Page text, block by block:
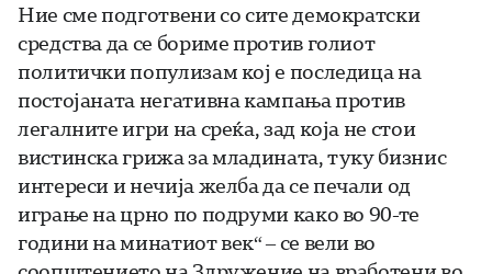
Ние сме подготвени со сите демократски
средства да се бориме против голиот
политички популизам кој е последица на
постојаната негативна кампања против
легалните игри на среќа, зад која не стои
вистинска грижа за младината, туку бизнис
интереси и нечија желба да се печали од
играње на црно по подруми како во 90-те
години на минатиот век“ – се вели во